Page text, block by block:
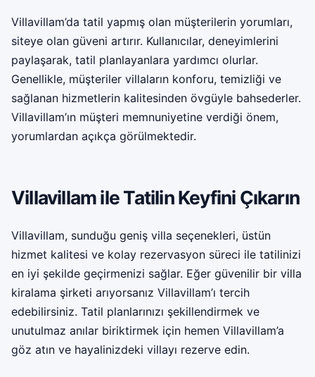
Villavillam’da tatil yapmış olan müşterilerin yorumları,
siteye olan güveni artırır. Kullanıcılar, deneyimlerini
paylaşarak, tatil planlayanlara yardımcı olurlar.
Genellikle, müşteriler villaların konforu, temizliği ve
sağlanan hizmetlerin kalitesinden övgüyle bahsederler.
Villavillam’ın müşteri memnuniyetine verdiği önem,
yorumlardan açıkça görülmektedir.
Villavillam ile Tatilin Keyfini Çıkarın
Villavillam, sunduğu geniş villa seçenekleri, üstün
hizmet kalitesi ve kolay rezervasyon süreci ile tatilinizi
en iyi şekilde geçirmenizi sağlar. Eğer güvenilir bir villa
kiralama şirketi arıyorsanız Villavillam’ı tercih
edebilirsiniz. Tatil planlarınızı şekillendirmek ve
unutulmaz anılar biriktirmek için hemen Villavillam’a
göz atın ve hayalinizdeki villayı rezerve edin.